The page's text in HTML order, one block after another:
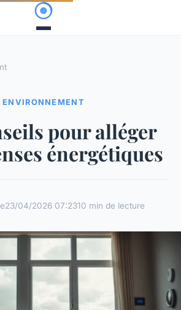
ENVIRONNEMENT
pour alléger
énergétiques
23/04/2026 07:2310 min de lecture